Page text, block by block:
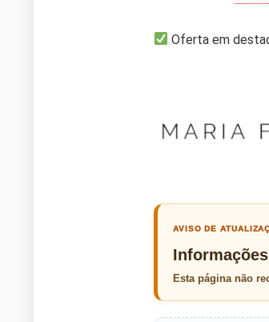
Oferta em
AVISO DE
Esta página não